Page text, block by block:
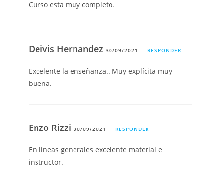
Curso esta muy completo.
Deivis Hernandez30/09/2021 RESPONDER
Excelente la enseñanza.. Muy explícita muy
buena.
Enzo Rizzi30/09/2021 RESPONDER
En lineas generales excelente material e
instructor.